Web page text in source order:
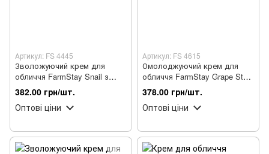
Артикул: FS 4445
Зволожуючий крем для
обличчя FarmStay Snail з
муцином равлика 100 г
382.00 грн/шт.
Оптові ціни
Артикул: FS 4615
Омолоджуючий крем для
обличчя FarmStay Grape Stem
Cell зі стовбуровими
клітинами винограду 50 мл
378.00 грн/шт.
Оптові ціни